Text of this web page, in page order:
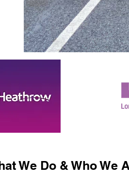
We Do & Who We